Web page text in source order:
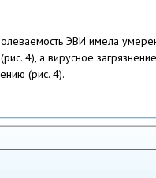
ЭВИ имела
4), а вирусное
(рис. 4).